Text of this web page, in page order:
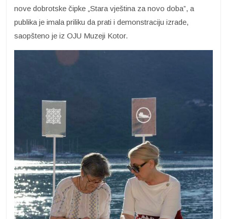
nove dobrotske čipke „Stara vještina za novo doba”, a
publika je imala priliku da prati i demonstraciju izrade,
saopšteno je iz OJU Muzeji Kotor.